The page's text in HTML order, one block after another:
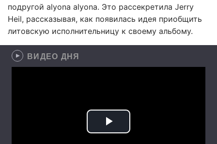
подругой alyona alyona. Это рассекретила Jerry
Heil, рассказывая, как появилась идея приобщить
литовскую исполнительницу к своему альбому.
ВИДЕО ДНЯ